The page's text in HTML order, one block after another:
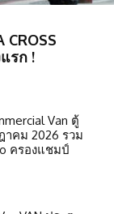
รก !
Van ตู้
าคม 2026 รวม
ครองแชมป์